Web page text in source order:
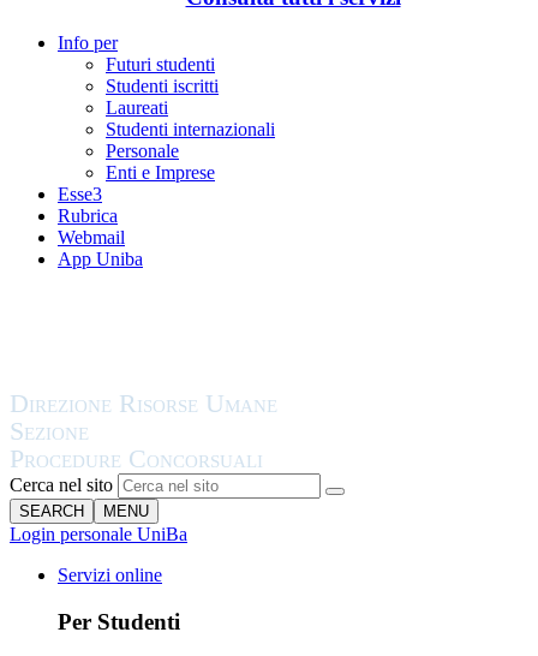
Info per
Futuri studenti
Studenti iscritti
Laureati
Studenti internazionali
Personale
Enti e Imprese
Esse3
Rubrica
Webmail
App Uniba
Cerca nel sito
SEARCH MENU
Login personale UniBa
Servizi online
Per Studenti